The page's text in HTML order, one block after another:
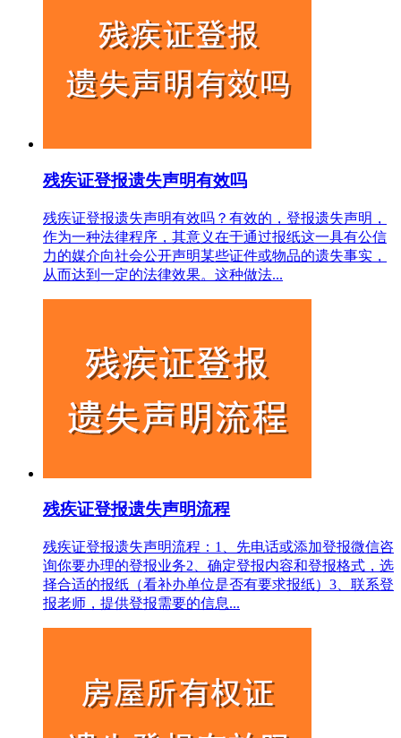
残疾证登报遗失声明有效吗
残疾证登报遗失声明有效吗？有效的，登报遗失声明，
作为一种法律程序，其意义在于通过报纸这一具有公信
力的媒介向社会公开声明某些证件或物品的遗失事实，
从而达到一定的法律效果。这种做法...
残疾证登报遗失声明流程
残疾证登报遗失声明流程：1、先电话或添加登报微信咨
询你要办理的登报业务2、确定登报内容和登报格式，选
择合适的报纸（看补办单位是否有要求报纸）3、联系登
报老师，提供登报需要的信息...